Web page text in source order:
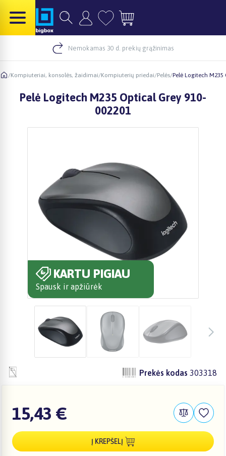
Nemokamas 30 d. prekių grąžinimas
/Kompiuteriai, konsolės, žaidimai/Kompiuterių priedai/Pelės/Pelė Logitech M235
Pelė Logitech M235 Optical Grey 910-
002201
KARTU PIGIAU
Spausk ir apžiūrėk
Prekės kodas 303318
15,43 €
Į KREPŠELĮ